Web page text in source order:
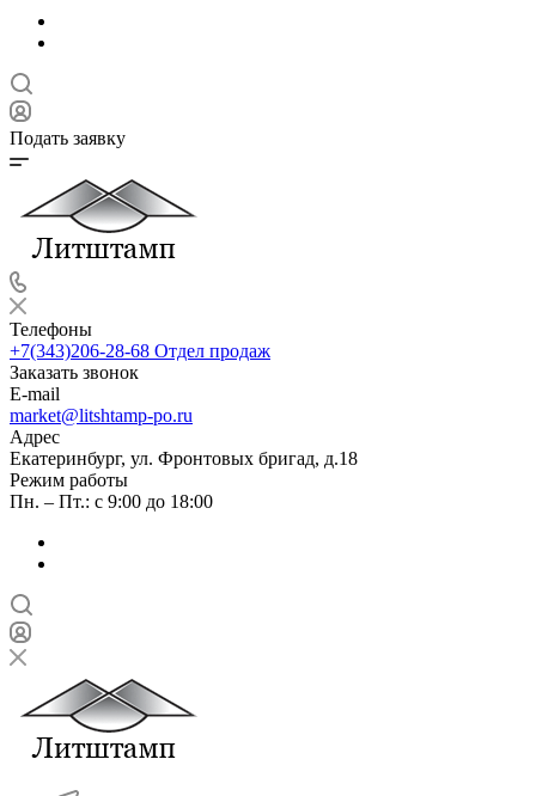
Подать заявку
Телефоны
+7(343)206-28-68 Отдел продаж
Заказать звонок
E-mail
market@litshtamp-po.ru
Адрес
Екатеринбург, ул. Фронтовых бригад, д.18
Режим работы
Пн. – Пт.: с 9:00 до 18:00